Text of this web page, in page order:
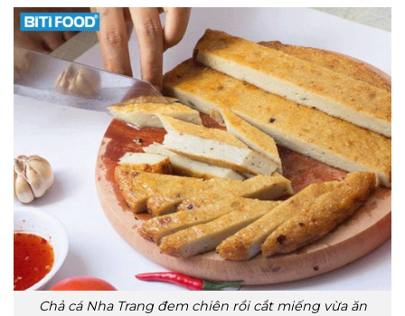
Chả cá Nha Trang đem chiên rồi cắt miếng vừa ăn